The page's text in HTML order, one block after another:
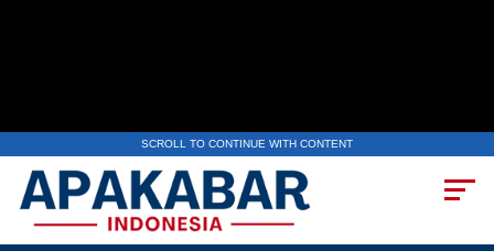
SCROLL TO CONTINUE WITH CONTENT